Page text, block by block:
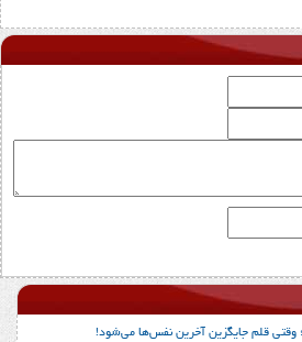
وقتی قلم جایگزین آخرین نفس‌ها می‌شود!